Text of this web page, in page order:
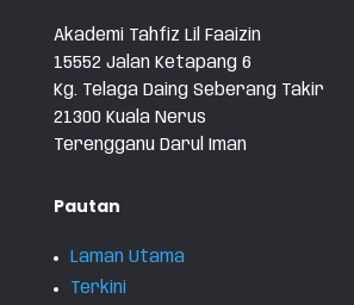
Akademi Tahfiz Lil Faaizin
15552 Jalan Ketapang 6
Kg. Telaga Daing Seberang Takir
21300 Kuala Nerus
Terengganu Darul Iman
Pautan
Laman Utama
Terkini